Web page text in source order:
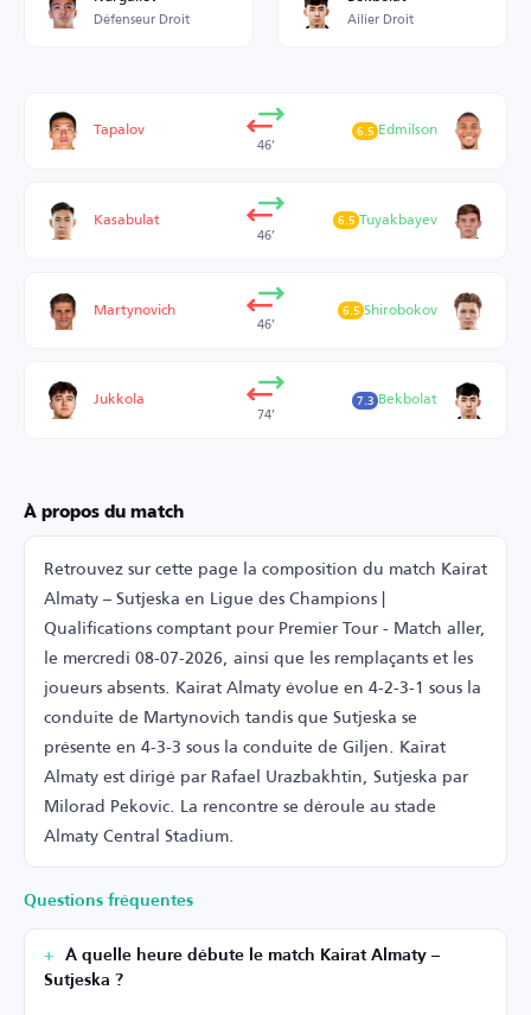
Défenseur Droit Ailier Droit
Tapalov
46’
Edmilson
6.5
Kasabulat
46’
Tuyakbayev
6.5
Martynovich
46’
Shirobokov
6.5
Jukkola
74’
Bekbolat
7.3
À propos du match
Retrouvez sur cette page la composition du match Kairat
Almaty – Sutjeska en Ligue des Champions |
Qualifications comptant pour Premier Tour - Match aller,
le mercredi 08-07-2026, ainsi que les remplaçants et les
joueurs absents. Kairat Almaty évolue en 4-2-3-1 sous la
conduite de Martynovich tandis que Sutjeska se
présente en 4-3-3 sous la conduite de Giljen. Kairat
Almaty est dirigé par Rafael Urazbakhtin, Sutjeska par
Milorad Pekovic. La rencontre se déroule au stade
Almaty Central Stadium.
Questions fréquentes
À quelle heure débute le match Kairat Almaty –
Sutjeska ?